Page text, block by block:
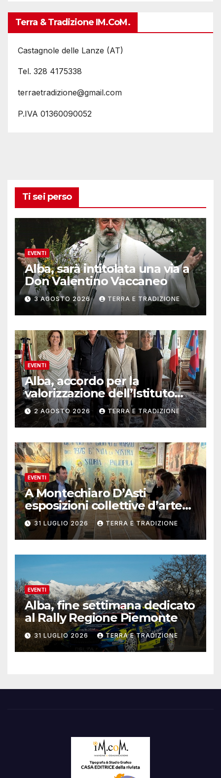
Terra & Tradizione IM.coM.
Castagnole delle Lanze (AT)
Tel. 328 4175338
terraetradizione@gmail.com
P.IVA 01360090052
Ti sei perso
EVENTI
Alba, sarà intitolata una via a
Don Valentino Vaccaneo
3 AGOSTO 2026 TERRA E TRADIZIONE
EVENTI
Alba, accordo per la
valorizzazione dell’Istituto
musicale Rocca
2 AGOSTO 2026 TERRA E TRADIZIONE
EVENTI
A Montechiaro D’Asti
esposizioni collettive d’arte
contemporanea
31 LUGLIO 2026 TERRA E TRADIZIONE
EVENTI
Alba, fine settimana dedicato
al Rally Regione Piemonte
31 LUGLIO 2026 TERRA E TRADIZIONE